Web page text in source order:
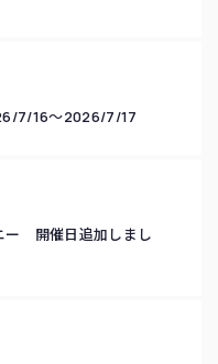
7/16～2026/7/17
開催日追加しまし